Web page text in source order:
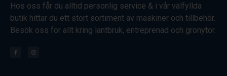
Hos oss får du alltid personlig service & i vår välfyllda
butik hittar du ett stort sortiment av maskiner och tillbehör.
Besök oss för allt kring lantbruk, entreprenad och grönytor.